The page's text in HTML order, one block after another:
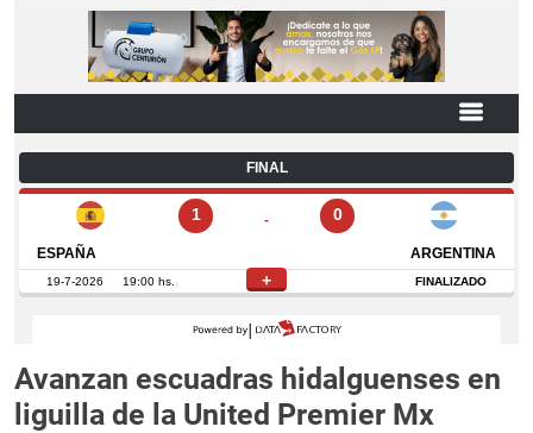
Avanzan escuadras hidalguenses en
liguilla de la United Premier Mx